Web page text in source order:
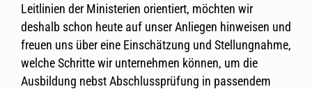
Leitlinien der Ministerien orientiert, möchten wir
deshalb schon heute auf unser Anliegen hinweisen und
freuen uns über eine Einschätzung und Stellungnahme,
welche Schritte wir unternehmen können, um die
Ausbildung nebst Abschlussprüfung in passendem